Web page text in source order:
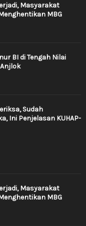
Masyarakat
MBG
BI di Tengah Nilai
Sudah
Ini Penjelasan KUHAP-
Masyarakat
MBG